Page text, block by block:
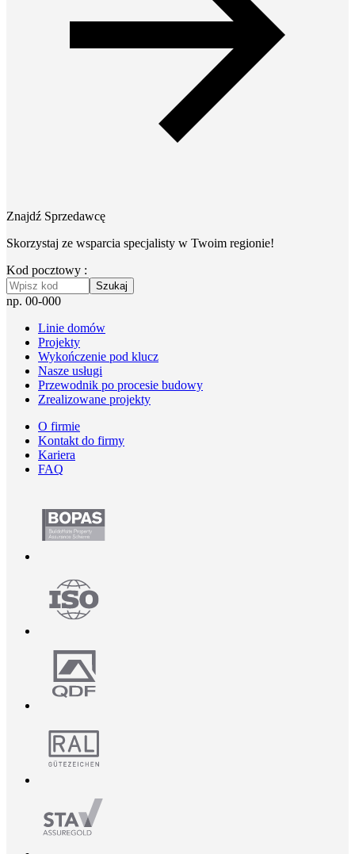
Znajdź Sprzedawcę
Skorzystaj ze wsparcia specjalisty w Twoim regionie!
Kod pocztowy :
Szukaj
np. 00-000
Linie domów
Projekty
Wykończenie pod klucz
Nasze usługi
Przewodnik po procesie budowy
Zrealizowane projekty
O firmie
Kontakt do firmy
Kariera
FAQ